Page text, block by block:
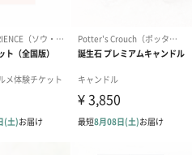
真・グリーティング）